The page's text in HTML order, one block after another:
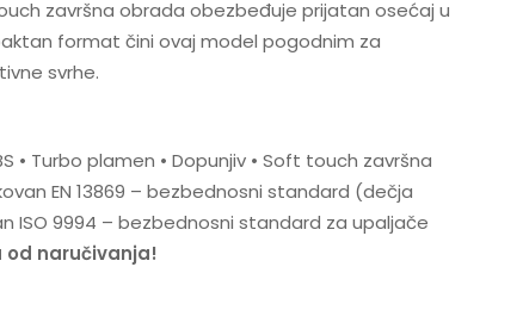
završna obrada obezbeđuje prijatan osećaj u
format čini ovaj model pogodnim za
svrhe.
• Turbo plamen • Dopunjiv • Soft touch završna
EN 13869 – bezbednosni standard (dečja
ISO 9994 – bezbednosni standard za upaljače
od naručivanja!